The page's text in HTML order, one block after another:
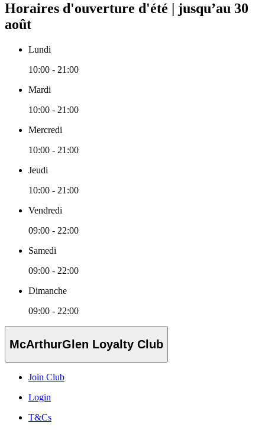
Horaires d'ouverture d'été | jusqu’au 30
août
Lundi
10:00 - 21:00
Mardi
10:00 - 21:00
Mercredi
10:00 - 21:00
Jeudi
10:00 - 21:00
Vendredi
09:00 - 22:00
Samedi
09:00 - 22:00
Dimanche
09:00 - 22:00
McArthurGlen Loyalty Club
Join Club
Login
T&Cs